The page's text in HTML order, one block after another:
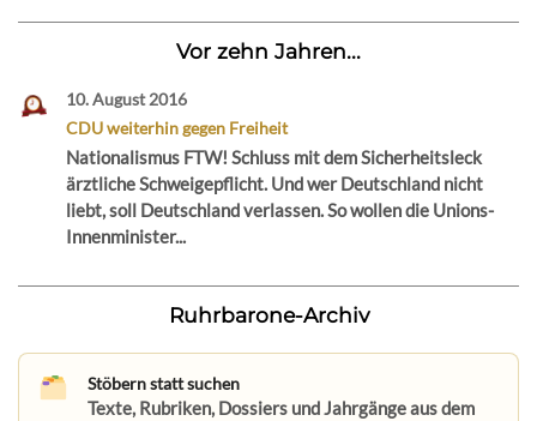
Vor zehn Jahren...
10. August 2016
CDU weiterhin gegen Freiheit
Nationalismus FTW! Schluss mit dem Sicherheitsleck
ärztliche Schweigepflicht. Und wer Deutschland nicht
liebt, soll Deutschland verlassen. So wollen die Unions-
Innenminister...
Ruhrbarone-Archiv
Stöbern statt suchen
Texte, Rubriken, Dossiers und Jahrgänge aus dem